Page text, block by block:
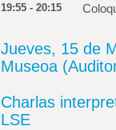
19:55 - 20:15
Jueves, 15 de
Museoa
Charlas
LSE